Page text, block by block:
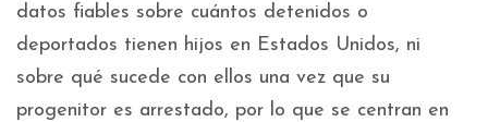
datos fiables sobre cuántos detenidos o
deportados tienen hijos en Estados Unidos, ni
sobre qué sucede con ellos una vez que su
progenitor es arrestado, por lo que se centran en